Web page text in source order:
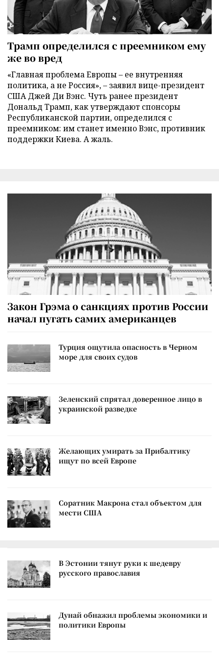
Трамп определился с преемником ему
же во вред
«Главная проблема Европы – ее внутренняя
политика, а не Россия», – заявил вице-президент
США Джей Ди Вэнс. Чуть ранее президент
Дональд Трамп, как утверждают спонсоры
Республиканской партии, определился с
преемником: им станет именно Вэнс, противник
поддержки Киева. А жаль.
Закон Грэма о санкциях против России
начал пугать самих американцев
Турция ощутила опасность в Черном
море для своих судов
Зеленский спрятал доверенное лицо в
украинской разведке
Желающих умирать за Прибалтику
ищут по всей Европе
Соратник Макрона стал объектом для
мести США
В Эстонии тянут руки к шедевру
русского православия
Дунай обнажил проблемы экономики и
политики Европы